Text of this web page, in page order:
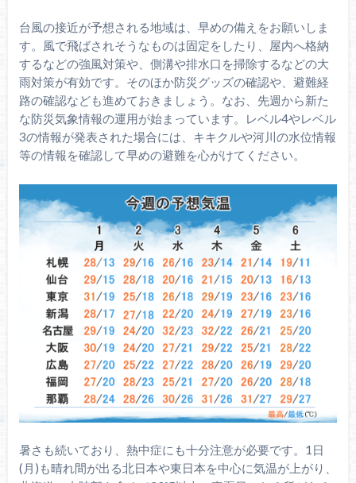
台風の接近が予想される地域は、早めの備えをお願いしま
す。風で飛ばされそうなものは固定をしたり、屋内へ格納
するなどの強風対策や、側溝や排水口を掃除するなどの大
雨対策が有効です。そのほか防災グッズの確認や、避難経
路の確認なども進めておきましょう。なお、先週から新た
な防災気象情報の運用が始まっています。レベル4やレベル
3の情報が発表された場合には、キキクルや河川の水位情報
等の情報を確認して早めの避難を心がけてください。
暑さも続いており、熱中症にも十分注意が必要です。1日
(月)も晴れ間が出る北日本や東日本を中心に気温が上がり、